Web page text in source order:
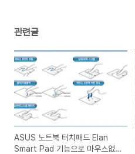
관련글
ASUS 노트북 터치패드 Elan
Smart Pad 기능으로 마우스없